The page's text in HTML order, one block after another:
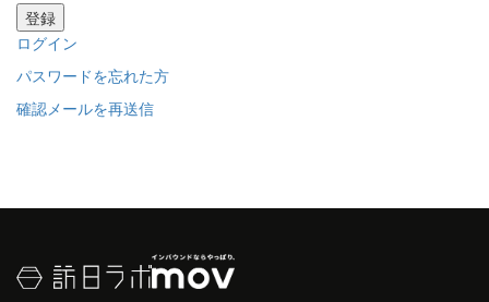
登録
ログイン
パスワードを忘れた方
確認メールを再送信